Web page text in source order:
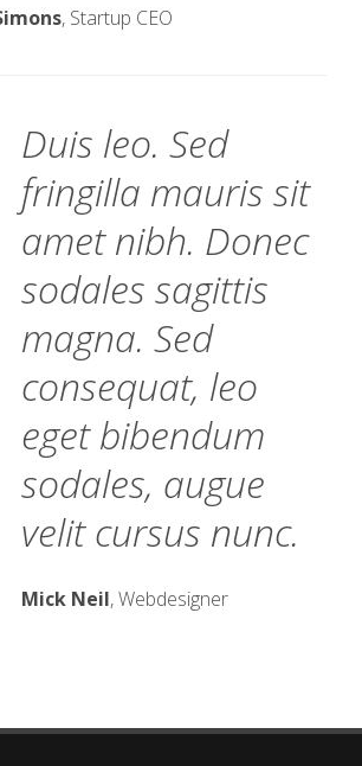
, Startup CEO
Duis leo. Sed
fringilla mauris sit
amet nibh. Donec
sodales sagittis
magna. Sed
consequat, leo
eget bibendum
sodales, augue
velit cursus nunc.
Mick Neil, Webdesigner